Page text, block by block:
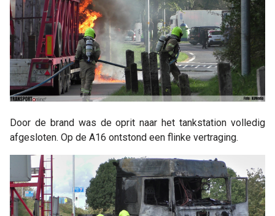
Door de brand was de oprit naar het tankstation volledig
afgesloten. Op de A16 ontstond een flinke vertraging.